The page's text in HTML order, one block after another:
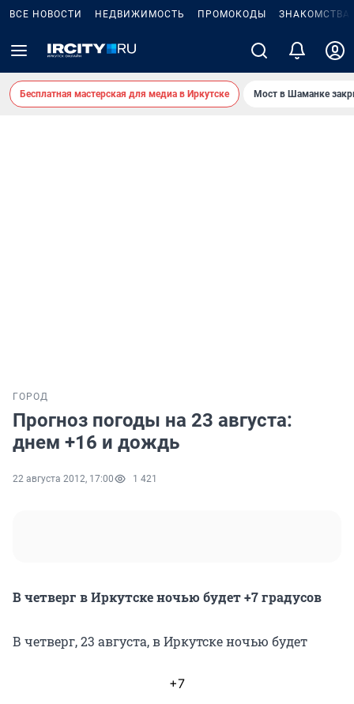
ВСЕ НОВОСТИ НЕДВИЖИМОСТЬ ПРОМОКОДЫ ЗНАКОМСТВА
Бесплатная мастерская для медиа в Иркутске Мост в Шаманке
ГОРОД
Прогноз погоды на 23 августа:
днем +16 и дождь
22 августа 2012, 17:00 1 421
В четверг в Иркутске ночью будет +7 градусов
В четверг, 23 августа, в Иркутске ночью будет
+7